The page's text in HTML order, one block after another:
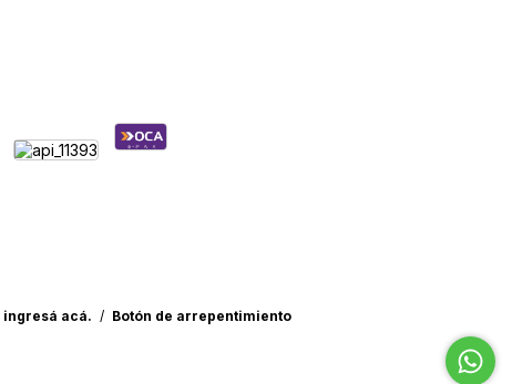
ingresá acá. / Botón de arrepentimiento